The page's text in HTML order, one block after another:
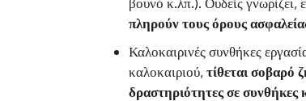
πληρούν τους όρους
Καλοκαιρινές συνθήκες
καλοκαιριού, τίθεται σοβαρό
δραστηριότητες σε συνθήκες